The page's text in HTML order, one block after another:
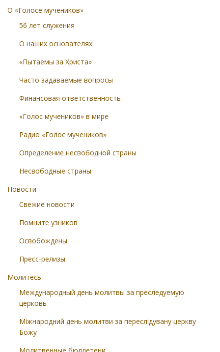
О «Голосе мучеников»
56 лет служения
О наших основателях
«Пытаемы за Христа»
Часто задаваемые вопросы
Финансовая ответственность
«Голос мучеников» в мире
Радио «Голос мучеников»
Определение несвободной страны
Несвободные страны
Новости
Свежие новости
Помните узников
Освобождены
Пресс-релизы
Молитесь
Международный день молитвы за преследуемую
церковь
Міжнародний день молитви за переслідувану церкву
Божу